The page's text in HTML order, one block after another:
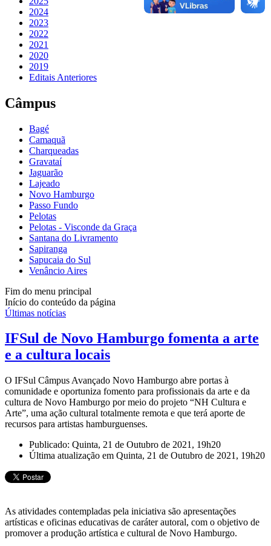
2024
2023
2022
2021
2020
2019
Editais Anteriores
Câmpus
Bagé
Camaquã
Charqueadas
Gravataí
Jaguarão
Lajeado
Novo Hamburgo
Passo Fundo
Pelotas
Pelotas - Visconde da Graça
Santana do Livramento
Sapiranga
Sapucaia do Sul
Venâncio Aires
Fim do menu principal
Início do conteúdo da página
Últimas notícias
IFSul de Novo Hamburgo fomenta a arte
e a cultura locais
O IFSul Câmpus Avançado Novo Hamburgo abre portas à
comunidade e oportuniza fomento para profissionais da arte e da
cultura de Novo Hamburgo por meio do projeto “NH Cultura e
Arte”, uma ação cultural totalmente remota e que terá aporte de
recursos para artistas hamburguenses.
Publicado: Quinta, 21 de Outubro de 2021, 19h20
Última atualização em Quinta, 21 de Outubro de 2021, 19h20
As atividades contempladas pela iniciativa são apresentações
artísticas e oficinas educativas de caráter autoral, com o objetivo de
promover a produção artística e cultural de Novo Hamburgo.